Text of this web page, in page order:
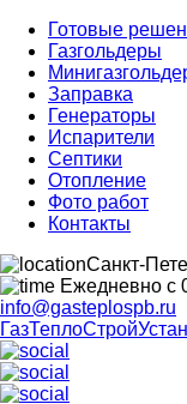
Готовые
Газгольдеры
Заправка
Генераторы
Испарители
Септики
Отопление
Фото работ
Контакты
Санкт-
Ежедневно с
info@gasteplospb.ru
ГазТеплоСтрой